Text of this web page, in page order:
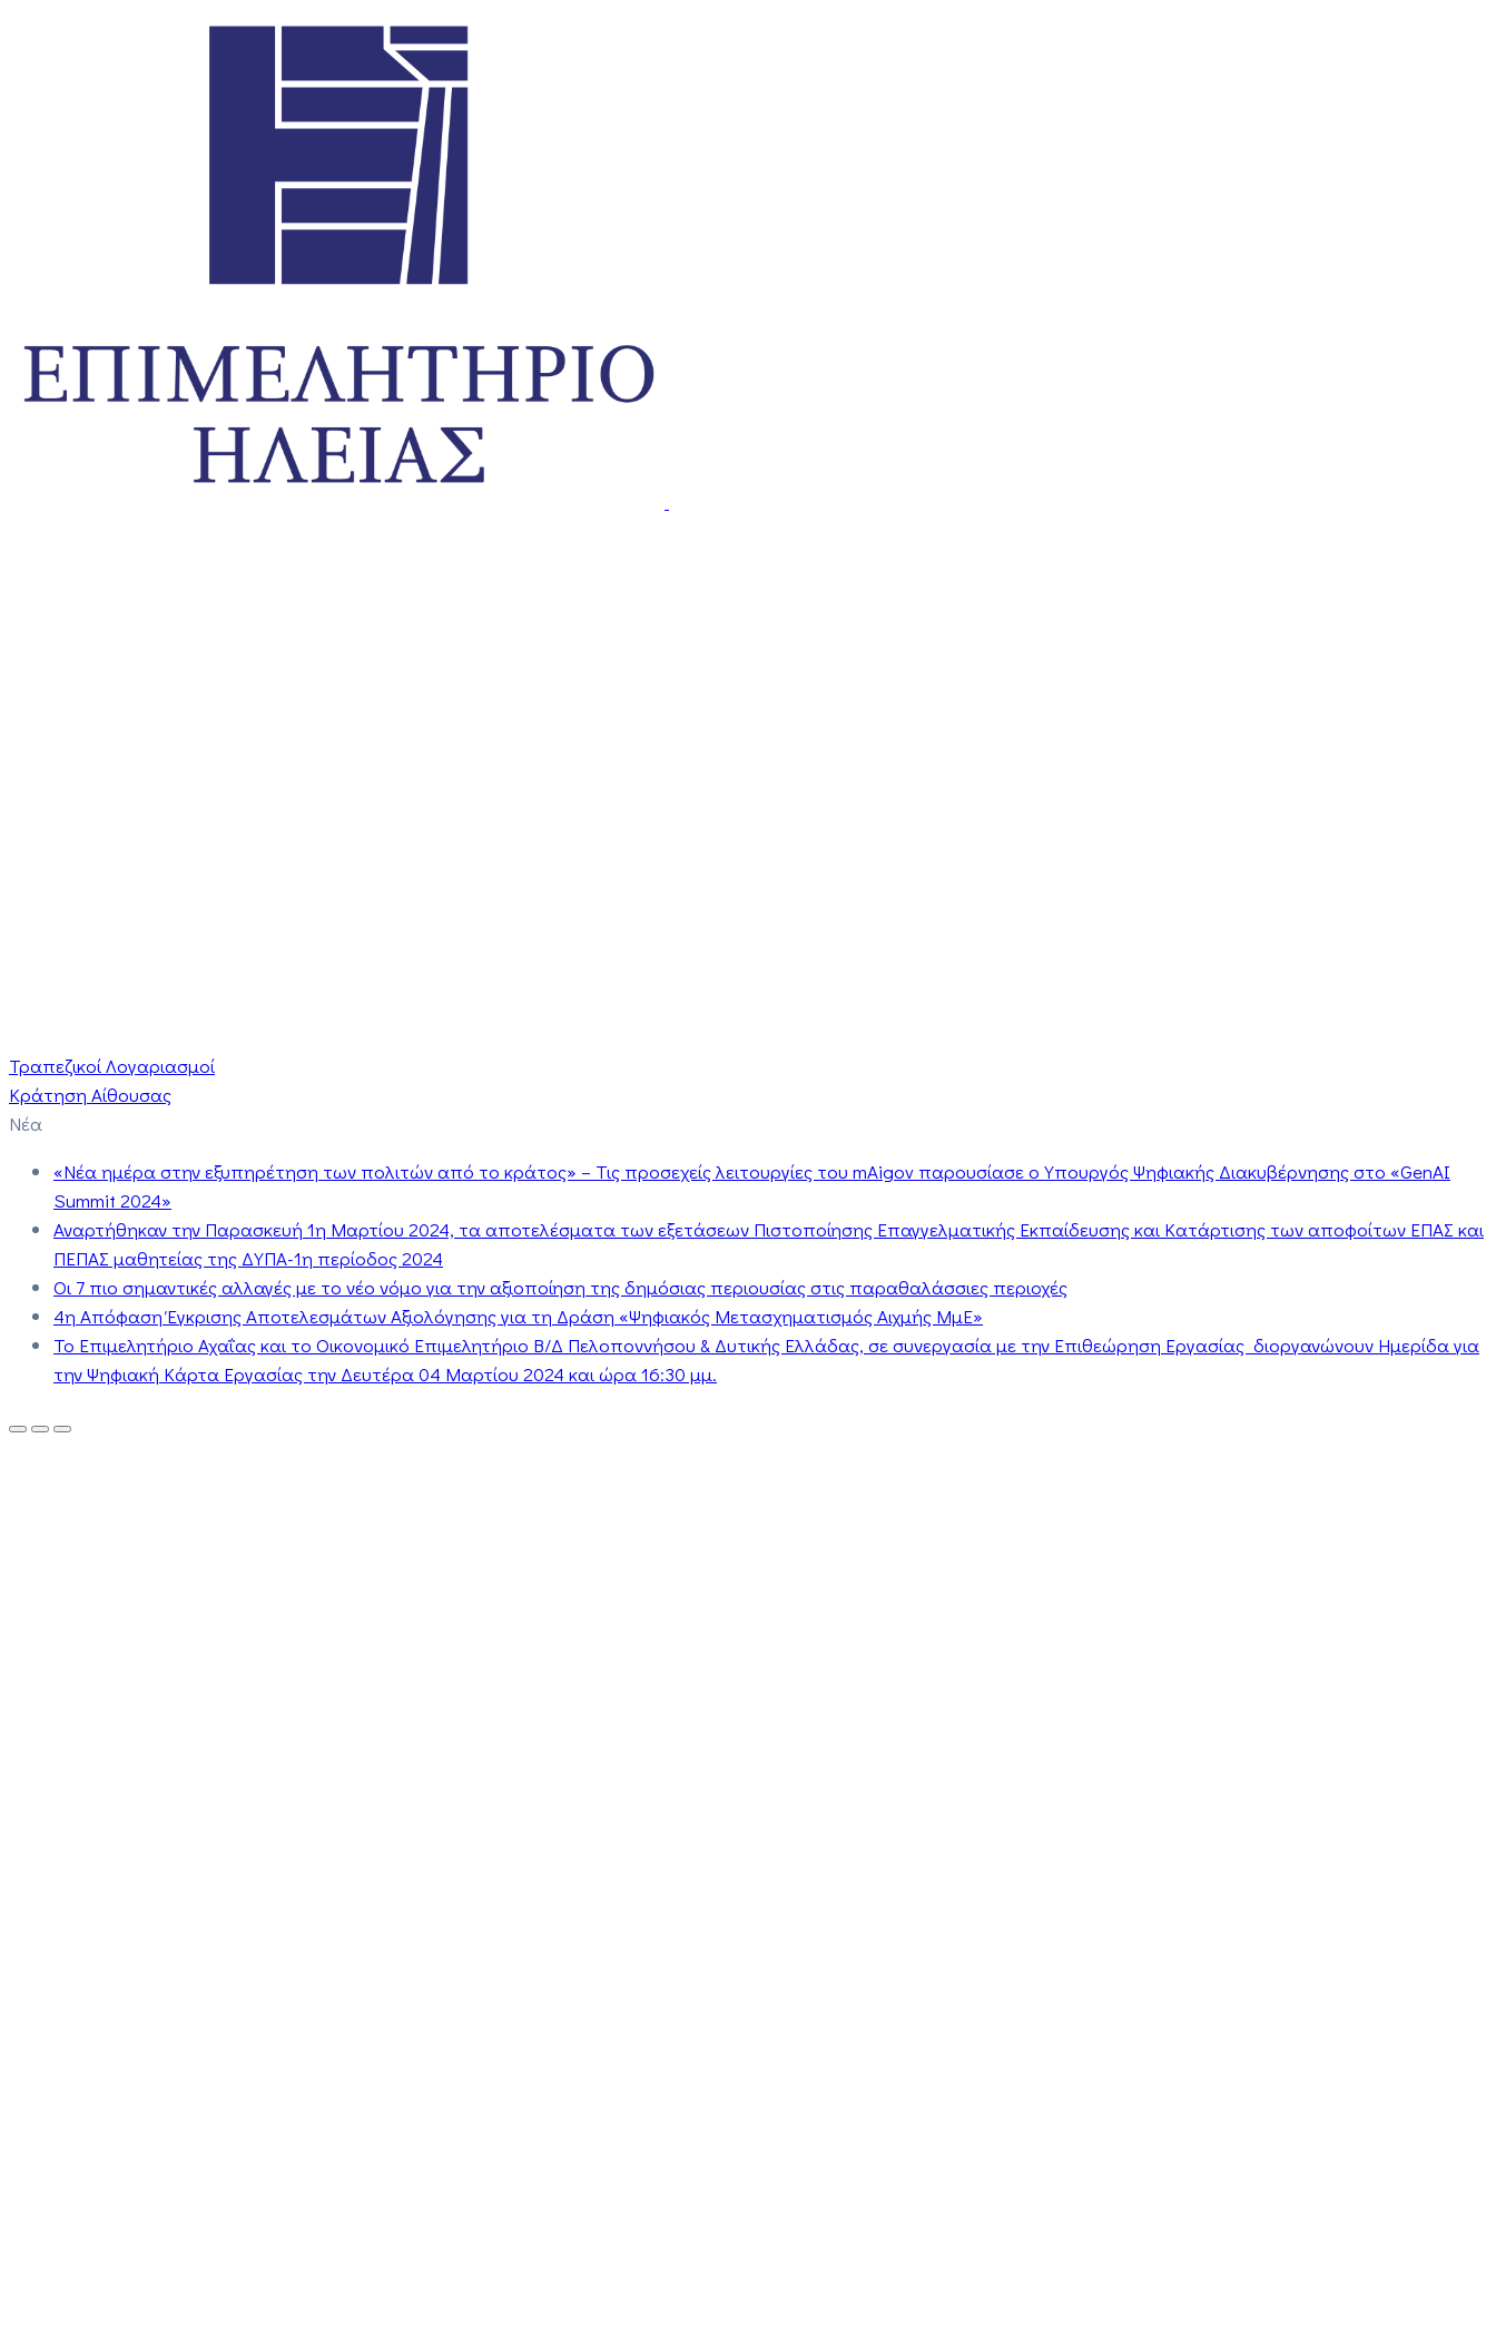
Τραπεζικοί Λογαριασμοί
Κράτηση Αίθουσας
Νέα
«Νέα ημέρα στην εξυπηρέτηση των πολιτών από το κράτος» – Τις προσεχείς λειτουργίες του mAigov παρουσίασε ο Υπουργός Ψηφιακής Διακυβέρνησης στο «GenAI
Summit 2024»
Αναρτήθηκαν την Παρασκευή 1η Μαρτίου 2024, τα αποτελέσματα των εξετάσεων Πιστοποίησης Επαγγελματικής Εκπαίδευσης και Κατάρτισης των αποφοίτων ΕΠΑΣ και
ΠΕΠΑΣ μαθητείας της ΔΥΠΑ-1η περίοδος 2024
Οι 7 πιο σημαντικές αλλαγές με το νέο νόμο για την αξιοποίηση της δημόσιας περιουσίας στις παραθαλάσσιες περιοχές
4η Απόφαση Έγκρισης Αποτελεσμάτων Αξιολόγησης για τη Δράση «Ψηφιακός Μετασχηματισμός Αιχμής ΜμΕ»
Το Επιμελητήριο Αχαΐας και το Οικονομικό Επιμελητήριο Β/Δ Πελοποννήσου & Δυτικής Ελλάδας, σε συνεργασία με την Επιθεώρηση Εργασίας διοργανώνουν Ημερίδα για
την Ψηφιακή Κάρτα Εργασίας την Δευτέρα 04 Μαρτίου 2024 και ώρα 16:30 μμ.